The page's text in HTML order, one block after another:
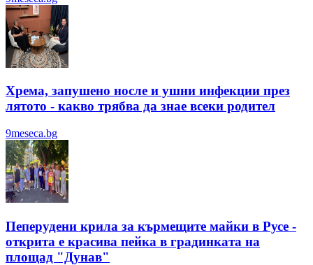
Хрема, запушено носле и ушни инфекции през
лятотo - какво трябва да знае всеки родител
9meseca.bg
Пеперудени крила за кърмещите майки в Русе -
открита е красива пейка в градинката на
площад "Дунав"